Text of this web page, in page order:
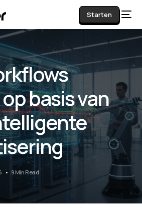
Starten
basis van
9 Min Read